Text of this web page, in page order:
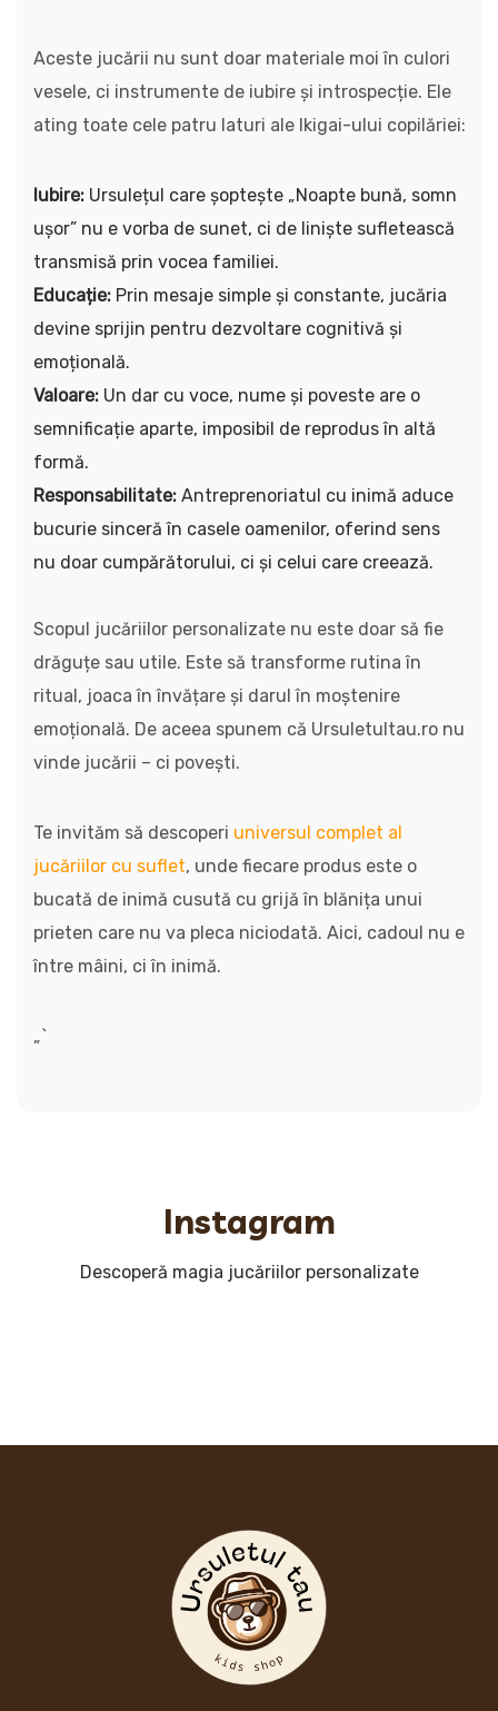
Aceste jucării nu sunt doar materiale moi în culori
vesele, ci instrumente de iubire și introspecție. Ele
ating toate cele patru laturi ale Ikigai-ului copilăriei:
Iubire: Ursulețul care șoptește „Noapte bună, somn
ușor” nu e vorba de sunet, ci de liniște sufletească
transmisă prin vocea familiei.
Educație: Prin mesaje simple și constante, jucăria
devine sprijin pentru dezvoltare cognitivă și
emoțională.
Valoare: Un dar cu voce, nume și poveste are o
semnificație aparte, imposibil de reprodus în altă
formă.
Responsabilitate: Antreprenoriatul cu inimă aduce
bucurie sinceră în casele oamenilor, oferind sens
nu doar cumpărătorului, ci și celui care creează.
Scopul jucăriilor personalizate nu este doar să fie
drăguțe sau utile. Este să transforme rutina în
ritual, joaca în învățare și darul în moștenire
emoțională. De aceea spunem că Ursuletultau.ro nu
vinde jucării – ci povești.
Te invităm să descoperi universul complet al
jucăriilor cu suflet, unde fiecare produs este o
bucată de inimă cusută cu grijă în blănița unui
prieten care nu va pleca niciodată. Aici, cadoul nu e
între mâini, ci în inimă.
„`
Instagram
Descoperă magia jucăriilor personalizate